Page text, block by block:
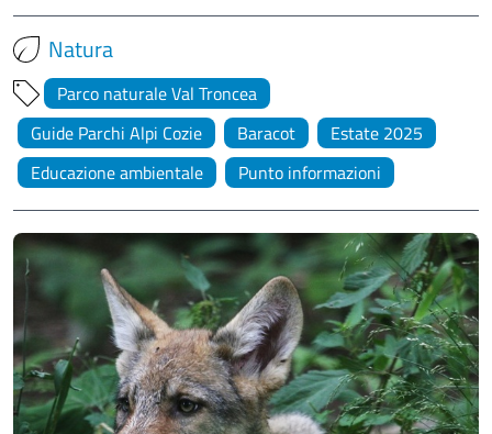
Natura
Parco naturale Val Troncea
Guide Parchi Alpi Cozie
Baracot
Estate 2025
Educazione ambientale
Punto informazioni